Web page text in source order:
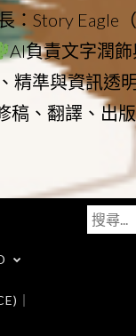
：Story Eagle
AI負責文字潤
精準與資訊透明
稿、翻譯、出版
｜
搜
尋